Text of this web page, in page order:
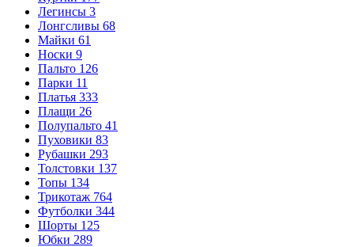
Легинсы 3
Лонгсливы 68
Майки 61
Носки 9
Пальто 126
Парки 11
Платья 333
Плащи 26
Полупальто 41
Пуховики 83
Рубашки 293
Толстовки 137
Топы 134
Трикотаж 764
Футболки 344
Шорты 125
Юбки 289